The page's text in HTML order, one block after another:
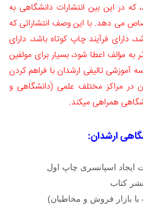
که در این بین انتشارات دانشگاهی به
می دهد. با این وصف انتشاراتی که
دارای فرآیند چاپ کوتاه باشد، دارای
به مؤلف اعطا شود، بسیار برای مولفین
آموزشی تالیفی ارشدان با فراهم کردن
در مراکز مختلف علمی (دانشگاهی و
همراهی میکند.
ارشدان:
ایجاد اسپانسری چاپ اول
نشر کتاب
با بازار فروش و مخاطبان)